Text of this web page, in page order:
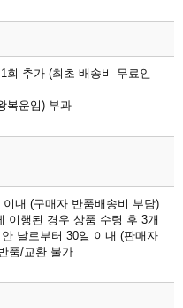
회 추가 (최초 배송비 무료인
복운임) 부과
내 (구매자 반품배송비 부담)
이행된 경우 상품 수령 후 3개
날로부터 30일 이내 (판매자
품/교환 불가